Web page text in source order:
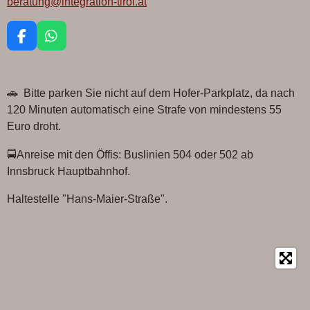
F
a
b
o
k
W
h
s
A
p
p
🚗 Bitte parken Sie nicht auf dem Hofer-Parkplatz, da nach
120 Minuten automatisch eine Strafe von mindestens 55
Euro droht.
🚍Anreise mit den Öffis: Buslinien 504 oder 502 ab
Innsbruck Hauptbahnhof.
Haltestelle "Hans-Maier-Straße".